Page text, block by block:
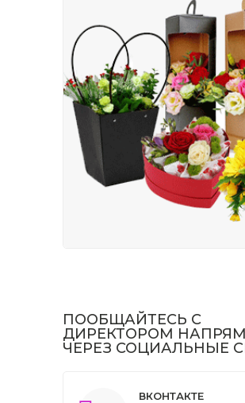
ПООБЩАЙТЕСЬ С
ДИРЕКТОРОМ
ЧЕРЕЗ СОЦИАЛЬНЫЕ
ВКОНТАКТЕ